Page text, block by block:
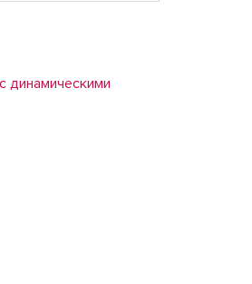
динамическими